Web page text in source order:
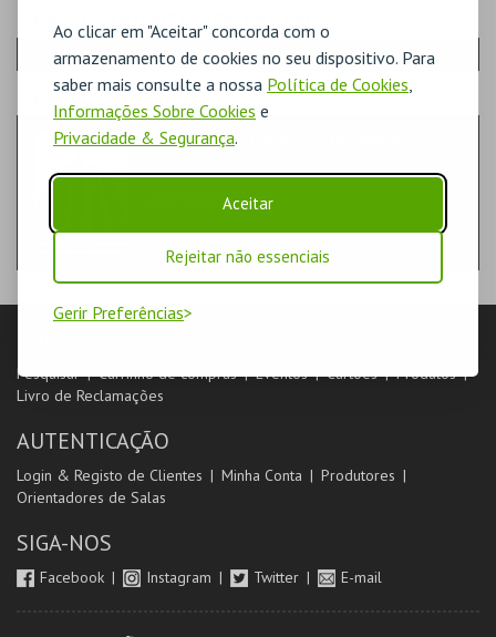
Ao clicar em "Aceitar" concorda com o
armazenamento de cookies no seu dispositivo. Para
saber mais consulte a nossa Política de Cookies,
Informações Sobre Cookies e
Privacidade & Segurança.
Aceitar
Rejeitar não essenciais
Gerir Preferências
PASSO - QUANTIDADE CARTÃO
PASSO- PRODUTO
PASSE CICLO CLÁSSICOS DO BRASIL
CAPITÓLIO.
Pesquisar Carrinho de compras Eventos Cartões
Produtos
Livro de Reclamações
AUTENTICAÇÃO
Login & Registo de Clientes Minha Conta
Produtores
Orientadores de Salas
SIGA-NOS
Facebook Instagram Twitter E-mail